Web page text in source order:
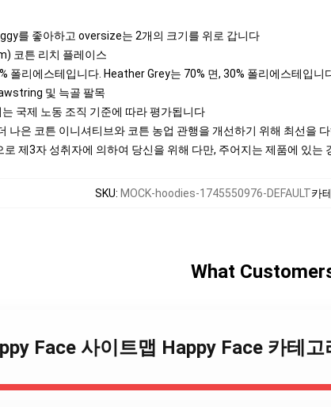
를 좋아하고 oversize는 2개의 크기를 위로 갑니다
코튼 리치 플레이스
폴리에스테입니다. Heather Grey는 70% 면, 30% 폴리에스테입
및 늑골 팔목
국제 노동 조직 기준에 따라 평가됩니다
나은 코튼 이니셔티브와 코튼 농업 관행을 개선하기 위해 최선을
로 제3자 성취자에 의하여 당신을 위해 다만, 주어지는 제품에 있
SKU: MOCK-hoodies-1745550976-DEFAULT카
What
Face 사이트맵 Happy Face 카테고